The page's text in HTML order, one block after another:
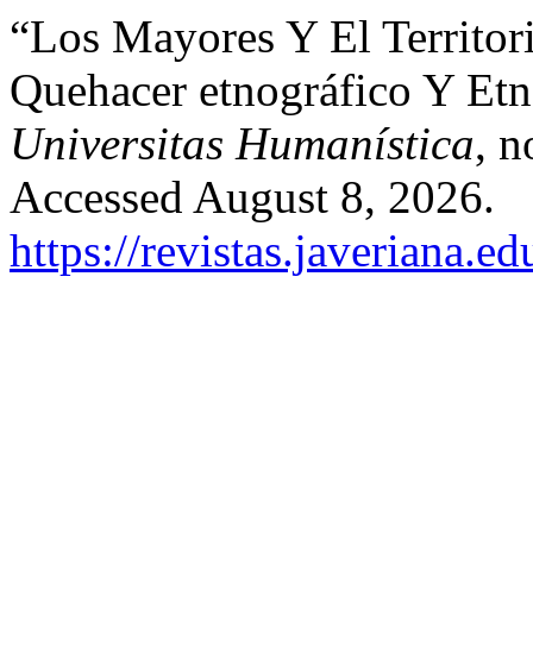
“Los Mayores Y El
Quehacer etnográfico Y
Universitas Humanística,
Accessed August 8, 2026.
https://